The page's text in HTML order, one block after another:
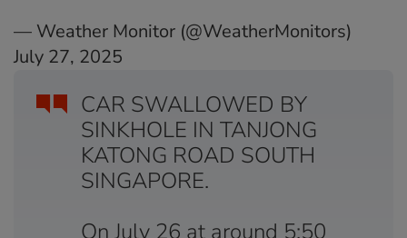
CAR SWALLOWED BY
SINKHOLE IN TANJONG
KATONG ROAD SOUTH
SINGAPORE.
On July 26 at around 5:50
— Weather Monitor (@WeatherMonitors)
July 27, 2025